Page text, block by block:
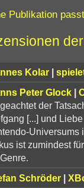
Publikation
Kolar|
Peter Glock|
der
[...] und
Universums
ist zumindest
Schröder|